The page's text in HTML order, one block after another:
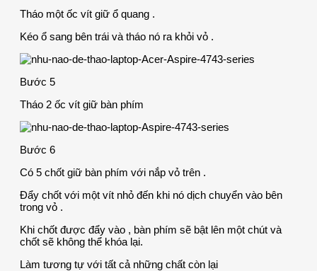
Tháo một ốc vít giữ ổ quang .
Kéo ổ sang bên trái và tháo nó ra khỏi vỏ .
Bước 5
Tháo 2 ốc vít giữ bàn phím
Bước 6
Có 5 chốt giữ bàn phím với nắp vỏ trên .
Đẩy chốt với một vít nhỏ đến khi nó dịch chuyển vào bên
trong vỏ .
Khi chốt được đẩy vào , bàn phím sẽ bật lên một chút và
chốt sẽ không thể khóa lại.
Làm tương tự với tất cả những chất còn lại